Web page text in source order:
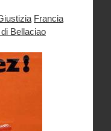
Francia
Bellaciao